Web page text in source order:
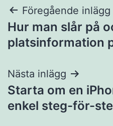
Föregående inlägg
Hur man slår på
platsinformation
Nästa inlägg
Starta om en
enkel steg-för-